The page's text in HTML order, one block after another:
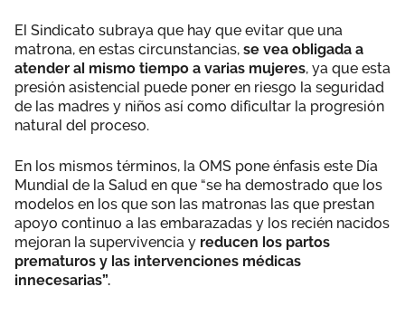
El Sindicato subraya que hay que evitar que una
matrona, en estas circunstancias, se vea obligada a
atender al mismo tiempo a varias mujeres, ya que esta
presión asistencial puede poner en riesgo la seguridad
de las madres y niños así como dificultar la progresión
natural del proceso.
En los mismos términos, la OMS pone énfasis este Día
Mundial de la Salud en que “se ha demostrado que los
modelos en los que son las matronas las que prestan
apoyo continuo a las embarazadas y los recién nacidos
mejoran la supervivencia y reducen los partos
prematuros y las intervenciones médicas
innecesarias”.